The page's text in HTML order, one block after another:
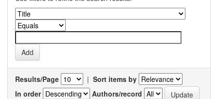
Results/Page | Sort items by
In order
Authors/record